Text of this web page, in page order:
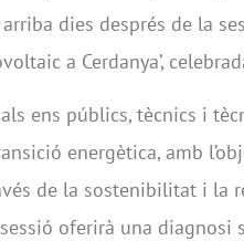
dies després de la
a Cerdanya’,
ens públics, tècnics i
energètica, amb
de la sostenibilitat i la
oferirà una diagnosi